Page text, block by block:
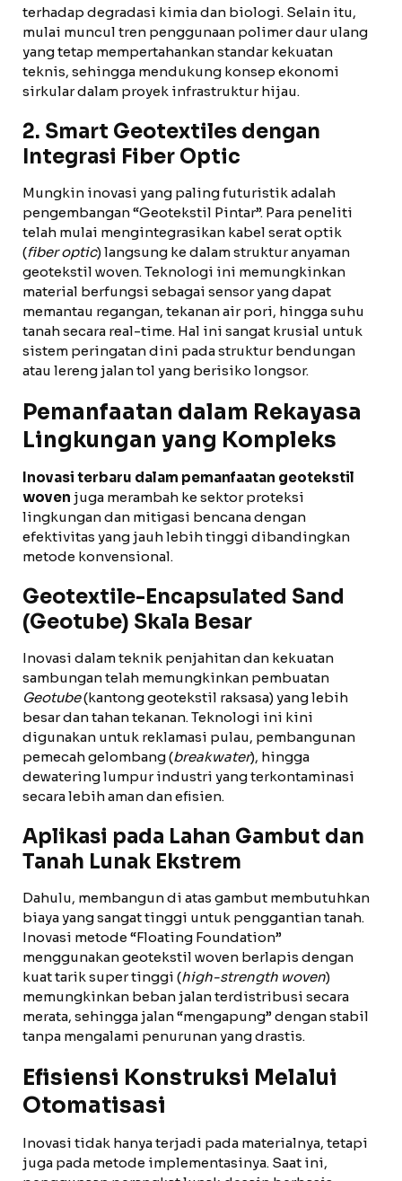
terhadap degradasi kimia dan biologi. Selain itu,
mulai muncul tren penggunaan polimer daur ulang
yang tetap mempertahankan standar kekuatan
teknis, sehingga mendukung konsep ekonomi
sirkular dalam proyek infrastruktur hijau.
2. Smart Geotextiles dengan
Integrasi Fiber Optic
Mungkin inovasi yang paling futuristik adalah
pengembangan “Geotekstil Pintar”. Para peneliti
telah mulai mengintegrasikan kabel serat optik
(fiber optic) langsung ke dalam struktur anyaman
geotekstil woven. Teknologi ini memungkinkan
material berfungsi sebagai sensor yang dapat
memantau regangan, tekanan air pori, hingga suhu
tanah secara real-time. Hal ini sangat krusial untuk
sistem peringatan dini pada struktur bendungan
atau lereng jalan tol yang berisiko longsor.
Pemanfaatan dalam Rekayasa
Lingkungan yang Kompleks
Inovasi terbaru dalam pemanfaatan geotekstil
woven juga merambah ke sektor proteksi
lingkungan dan mitigasi bencana dengan
efektivitas yang jauh lebih tinggi dibandingkan
metode konvensional.
Geotextile-Encapsulated Sand
(Geotube) Skala Besar
Inovasi dalam teknik penjahitan dan kekuatan
sambungan telah memungkinkan pembuatan
Geotube(kantong geotekstil raksasa) yang lebih
besar dan tahan tekanan. Teknologi ini kini
digunakan untuk reklamasi pulau, pembangunan
pemecah gelombang (breakwater), hingga
dewatering lumpur industri yang terkontaminasi
secara lebih aman dan efisien.
Aplikasi pada Lahan Gambut dan
Tanah Lunak Ekstrem
Dahulu, membangun di atas gambut membutuhkan
biaya yang sangat tinggi untuk penggantian tanah.
Inovasi metode “Floating Foundation”
menggunakan geotekstil woven berlapis dengan
kuat tarik super tinggi (high-strength woven)
memungkinkan beban jalan terdistribusi secara
merata, sehingga jalan “mengapung” dengan stabil
tanpa mengalami penurunan yang drastis.
Efisiensi Konstruksi Melalui
Otomatisasi
Inovasi tidak hanya terjadi pada materialnya, tetapi
juga pada metode implementasinya. Saat ini,